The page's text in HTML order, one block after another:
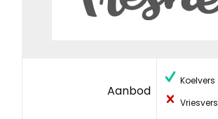
Aanbod
Koelvers
Vriesvers